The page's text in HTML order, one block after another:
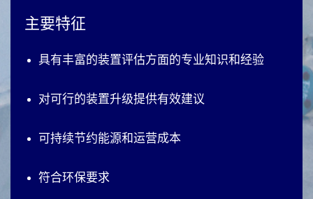
主要特征
具有丰富的装置评估方面的专业知识和经验
对可行的装置升级提供有效建议
可持续节约能源和运营成本
符合环保要求